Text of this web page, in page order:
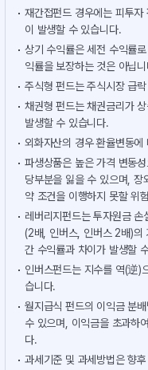
재간접펀드 경우에는 피투
이 발생할 수 있습니다.
상기 수익률은 세전 수익률
익률을 보장하는 것은 아닙
주식형 펀드는 주식시장 급
채권형 펀드는 채권금리가
발생할 수 있습니다.
외화자산의 경우 환율변동
파생상품은 높은 가격 변동
당부분을 잃을 수 있으며, 장
약 조건을 이행하지 못할 위
레버리지펀드는 투자원금
(2배, 인버스, 인버스 2배)의
간 수익률과 차이가 발생할
인버스펀드는 지수를 역(逆)
습니다.
월지급식 펀드의 이익금 분
수 있으며, 이익금을 초과하
다.
과세기준 및 과세방법은 향